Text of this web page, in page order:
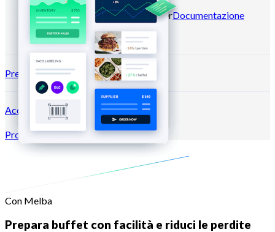
BlogCentro assistenza NewsletterDocumentazione
APIDocumentazione MCP
Prezzi
Accedi →
Prova gratisRegistrati
Con Melba
Prepara buffet con facilità e riduci le perdite